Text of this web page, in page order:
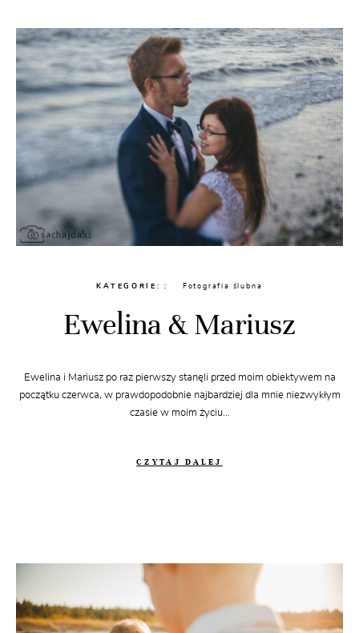
KATEGORIE: Fotografia ślubna
Ewelina & Mariusz
Ewelina i Mariusz po raz pierwszy stanęli przed moim obiektywem na
początku czerwca, w prawdopodobnie najbardziej dla mnie niezwykłym
czasie w moim życiu...
CZYTAJ DALEJ